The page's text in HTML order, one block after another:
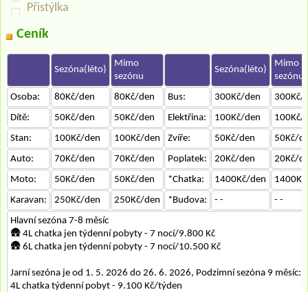
Přistýlka
Ceník
Sezóna(léto)
Mimo
sezónu
Sezóna(léto)
Mimo
sezónu
Osoba:
80Kč/den 80Kč/den Bus: 300Kč/den
300Kč/
Dítě:
50Kč/den 50Kč/den Elektřina: 100Kč/den
100Kč/
Stan:
100Kč/den 100Kč/den Zvíře: 50Kč/den
50Kč/
Auto:
70Kč/den 70Kč/den Poplatek: 20Kč/den
20Kč/
Moto:
50Kč/den 50Kč/den *Chatka: 1400Kč/den
Karavan:
250Kč/den 250Kč/den *Budova: - -
- -
Hlavní sezóna 7-8 měsíc
🛖 4L chatka jen týdenní pobyty - 7 nocí/9.800 Kč
🛖 6L chatka jen týdenní pobyty - 7 nocí/10.500 Kč
Jarní sezóna je od 1. 5. 2026 do 26. 6. 2026, Podzimní sezóna 9 měsíc:
4L chatka týdenní pobyt - 9.100 Kč/týden